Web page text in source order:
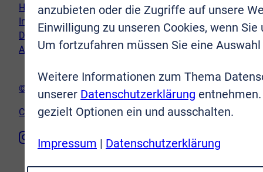
Hinweispflicht Newsletter
Impressum
Datenschutz
AGB
© VR-Immobilien Bonn Rhein-Sieg GmbH
Cookie-Einstellungen
anzubieten oder die Zugriffe auf unsere
Einwilligung zu unseren Cookies, wenn
Um fortzufahren müssen Sie eine
Weitere Informationen zum Thema
unserer Datenschutzerklärung
gezielt Optionen ein und ausschalten.
Impressum | Datenschutzerklärung